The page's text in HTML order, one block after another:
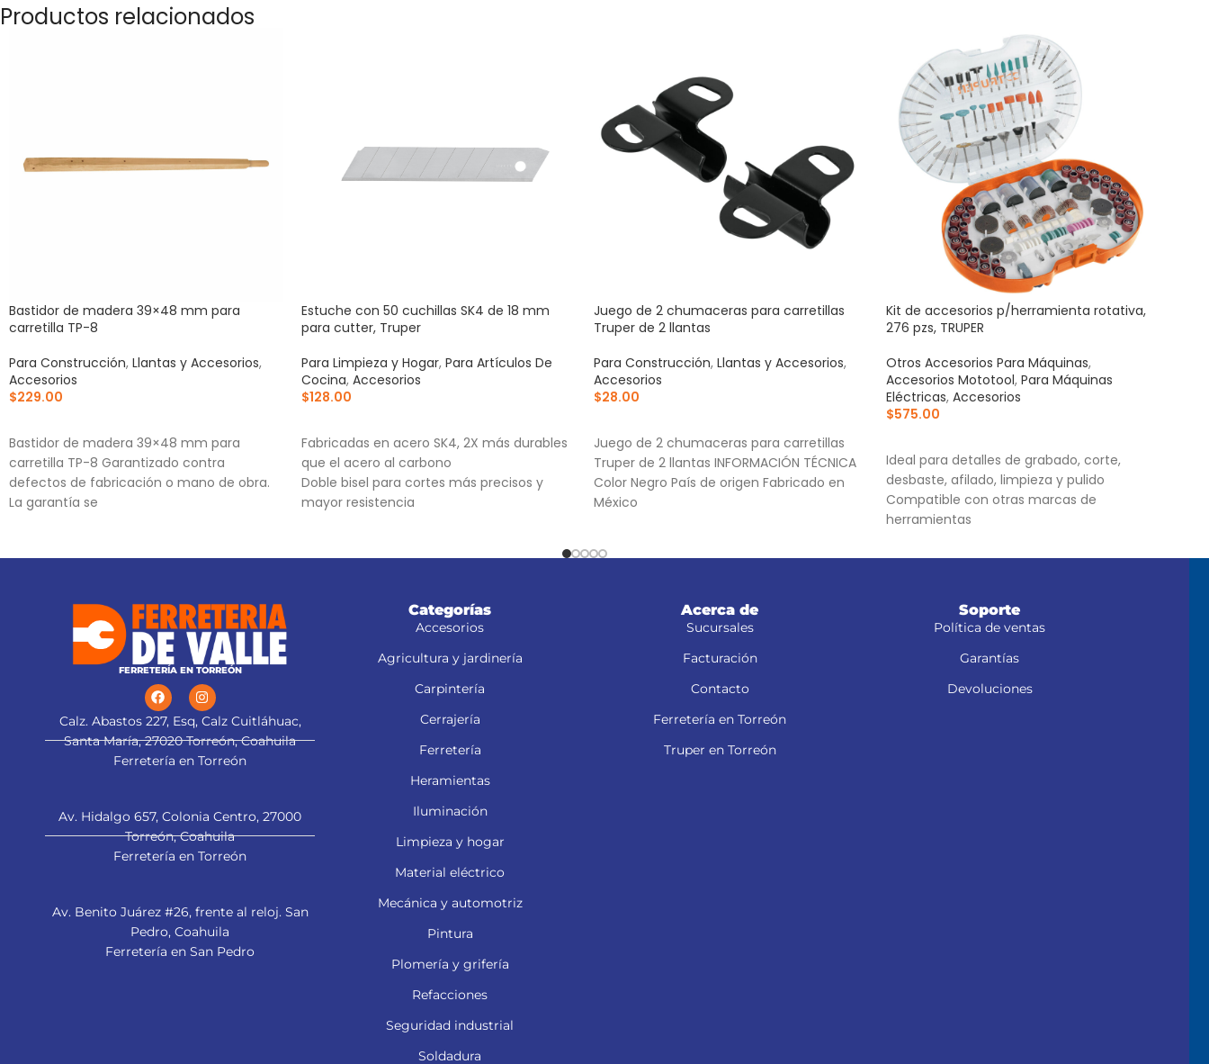
Productos relacionados
Bastidor de madera 39×48 mm para
carretilla TP-8
Para Construcción, Llantas y Accesorios,
Accesorios
$229.00
Bastidor de madera 39×48 mm para
carretilla TP-8 Garantizado contra
defectos de fabricación o mano de obra.
La garantía se
Estuche con 50 cuchillas SK4 de 18 mm
para cutter, Truper
Para Limpieza y Hogar, Para Artículos De
Cocina, Accesorios
$128.00
Fabricadas en acero SK4, 2X más durables
que el acero al carbono
Doble bisel para cortes más precisos y
mayor resistencia
Juego de 2 chumaceras para carretillas
Truper de 2 llantas
Para Construcción, Llantas y Accesorios,
Accesorios
$28.00
Juego de 2 chumaceras para carretillas
Truper de 2 llantas INFORMACIÓN TÉCNICA
Color Negro País de origen Fabricado en
México
Kit de accesorios p/herramienta rotativa,
276 pzs, TRUPER
Otros Accesorios Para Máquinas,
Accesorios Mototool, Para Máquinas
Eléctricas, Accesorios
$575.00
Ideal para detalles de grabado, corte,
desbaste, afilado, limpieza y pulido
Compatible con otras marcas de
herramientas
el almacenamiento de los accesorios
FERRETERÍA EN TORREÓN
Calz. Abastos 227, Esq, Calz Cuitláhuac,
Santa María, 27020 Torreón, Coahuila
Ferretería en Torreón
Av. Hidalgo 657, Colonia Centro, 27000
Torreón, Coahuila
Ferretería en Torreón
Av. Benito Juárez #26, frente al reloj. San
Pedro, Coahuila
Ferretería en San Pedro
Categorías
Accesorios
Agricultura y jardinería
Carpintería
Cerrajería
Ferretería
Heramientas
Iluminación
Limpieza y hogar
Material eléctrico
Mecánica y automotriz
Pintura
Plomería y grifería
Refacciones
Seguridad industrial
Soldadura
Acerca de
Sucursales
Facturación
Contacto
Ferretería en Torreón
Truper en Torreón
Soporte
Política de ventas
Garantías
Devoluciones